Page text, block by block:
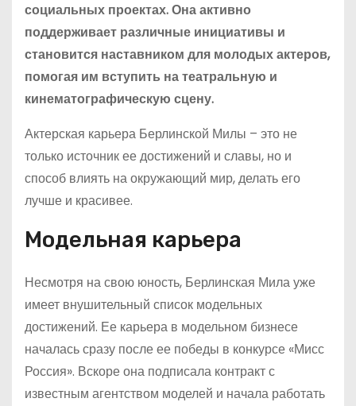
социальных проектах. Она активно
поддерживает различные инициативы и
становится наставником для молодых актеров,
помогая им вступить на театральную и
кинематографическую сцену.
Актерская карьера Берлинской Милы – это не
только источник ее достижений и славы, но и
способ влиять на окружающий мир, делать его
лучше и красивее.
Модельная карьера
Несмотря на свою юность, Берлинская Мила уже
имеет внушительный список модельных
достижений. Ее карьера в модельном бизнесе
началась сразу после ее победы в конкурсе «Мисс
Россия». Вскоре она подписала контракт с
известным агентством моделей и начала работать